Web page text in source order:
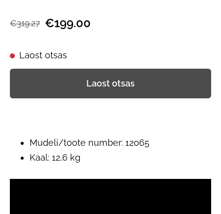
€319.27 €199.00
Laost otsas
Laost otsas
Mudeli/toote number: 12065
Kaal: 12,6 kg